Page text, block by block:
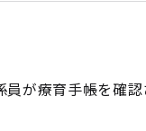
が療育手帳を確認